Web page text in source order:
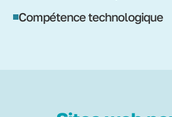
Compétence technologique